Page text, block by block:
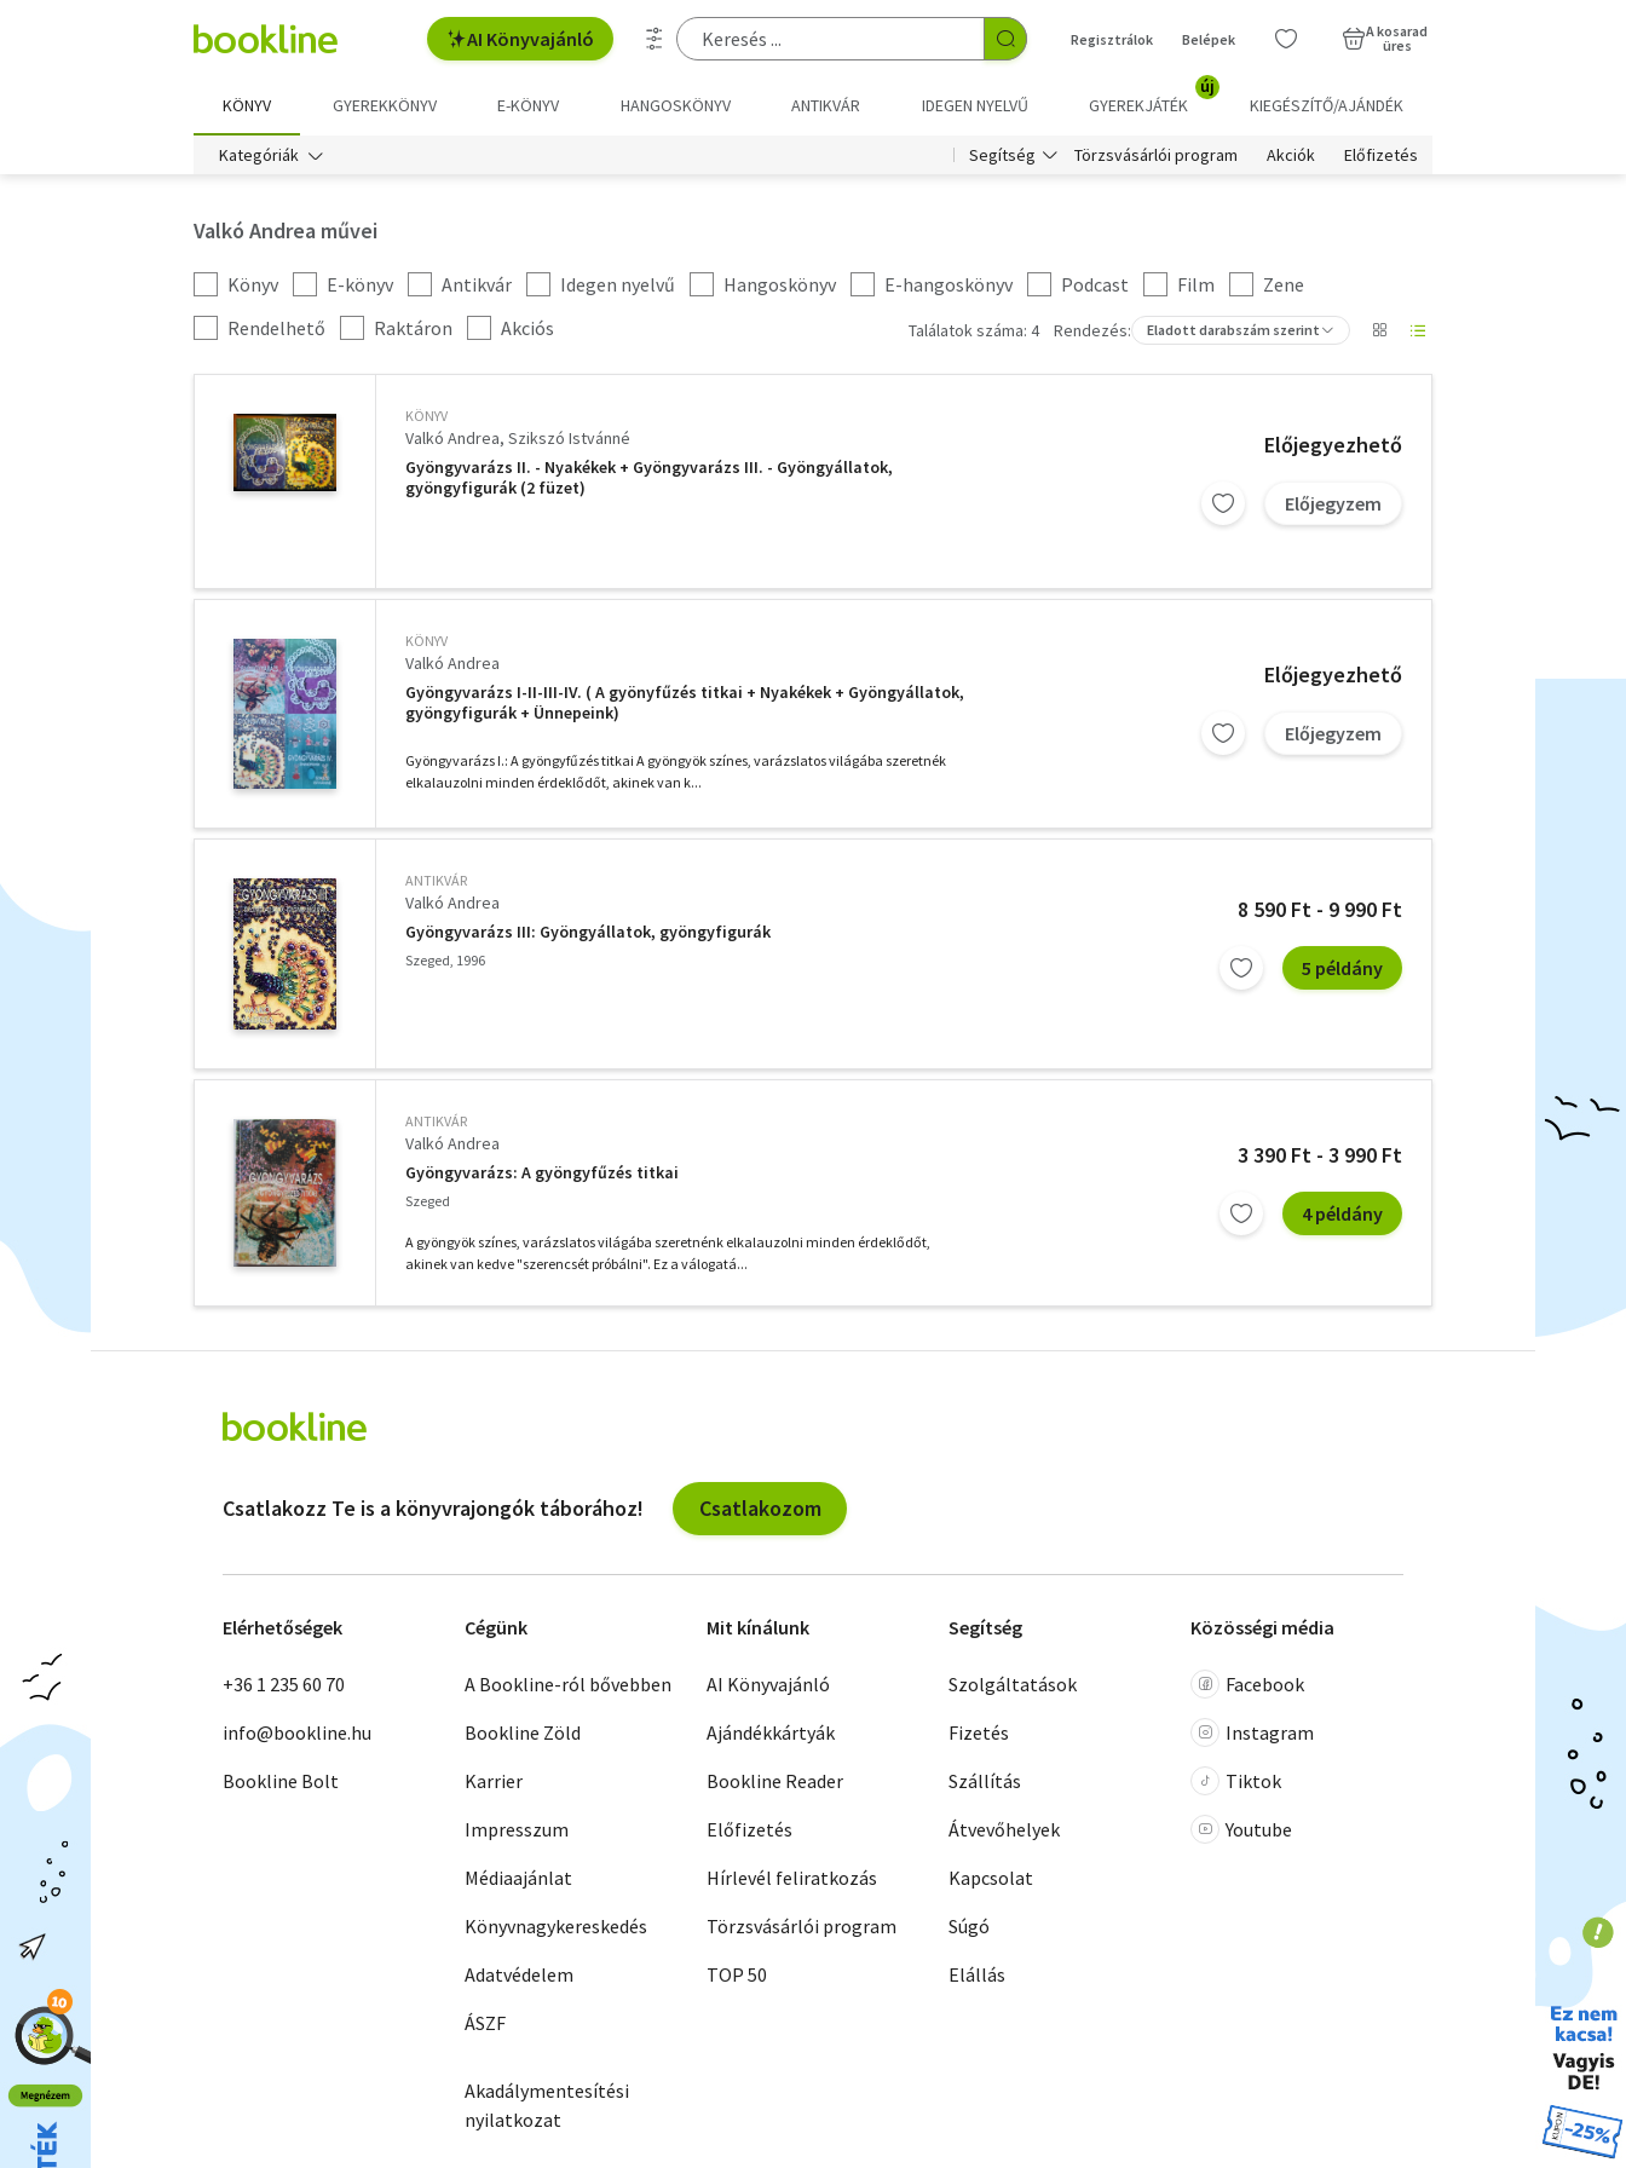
AI Könyvajánló Regisztrálok Belépek
A kosarad
üres
KÖNYV GYEREKKÖNYV E-KÖNYV HANGOSKÖNYV ANTIKVÁR IDEGEN NYELVŰ GYEREKJÁTÉK
új
KIEGÉSZÍTŐ/AJÁNDÉK
Kategóriák Segítség Törzsvásárlói program Akciók Előfizetés
Valkó Andrea művei
Kategória
szűrés
Könyv E-könyv Antikvár Idegen nyelvű Hangoskönyv E-hangoskönyv Podcast Film
Zene
További
szűrők
Rendelhető Raktáron Akciós Találatok száma: 4 Rendezés: Eladott darabszám szerint
KÖNYV
Valkó Andrea Szikszó Istvánné
Gyöngyvarázs II. - Nyakékek + Gyöngyvarázs III. - Gyöngyállatok,
gyöngyfigurák (2 füzet)
Előjegyezhető
Előjegyzem
KÖNYV
Valkó Andrea
Gyöngyvarázs I-II-III-IV. ( A gyönyfűzés titkai + Nyakékek + Gyöngyállatok,
gyöngyfigurák + Ünnepeink)
Gyöngyvarázs I.: A ​gyöngyfűzés titkai A gyöngyök színes, varázslatos világába szeretnék
elkalauzolni minden érdeklődőt, akinek van k...
Előjegyezhető
Előjegyzem
ANTIKVÁR
Valkó Andrea
Gyöngyvarázs III: Gyöngyállatok, gyöngyfigurák
Szeged, 1996
8 590 Ft - 9 990 Ft
5 példány
ANTIKVÁR
Valkó Andrea
Gyöngyvarázs: A gyöngyfűzés titkai
Szeged
A gyöngyök színes, varázslatos világába szeretnénk elkalauzolni minden érdeklődőt,
akinek van kedve "szerencsét próbálni". Ez a válogatá...
3 390 Ft - 3 990 Ft
4 példány
szűrők
Csatlakozz Te is a könyvrajongók táborához! Csatlakozom
Elérhetőségek
+36 1 235 60 70
info@bookline.hu
Bookline Bolt
Cégünk
A Bookline-ról bővebben
Bookline Zöld
Karrier
Impresszum
Médiaajánlat
Könyvnagykereskedés
Adatvédelem
ÁSZF
Akadálymentesítési
nyilatkozat
Mit kínálunk
AI Könyvajánló
Ajándékkártyák
Bookline Reader
Előfizetés
Hírlevél feliratkozás
Törzsvásárlói program
TOP 50
Segítség
Szolgáltatások
Fizetés
Szállítás
Átvevőhelyek
Kapcsolat
Súgó
Elállás
Közösségi média
Facebook
Instagram
Tiktok
Youtube